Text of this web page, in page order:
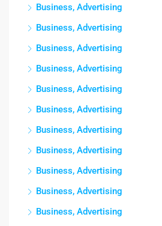
Business, Advertising
Business, Advertising
Business, Advertising
Business, Advertising
Business, Advertising
Business, Advertising
Business, Advertising
Business, Advertising
Business, Advertising
Business, Advertising
Business, Advertising